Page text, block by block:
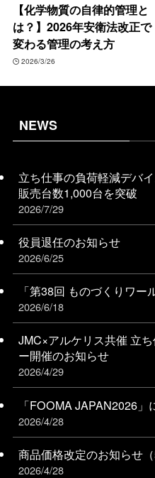
【化学物質の自律的管理と
は？】2026年安衛法改正で
変わる管理の考え方
2026/3/26
NEWS
立ち仕事の負荷軽減デバ
販売台数1,000台を突破
2026/7/29
役員退任のお知らせ
2026/6/25
「第38回 ものづくりワ
2026/6/18
JMC×アルケリス共催 立
ー開催のお知らせ
2026/4/29
「FOOMA JAPAN2026」
2026/4/28
商品価格改定のお知らせ（
2026/4/28